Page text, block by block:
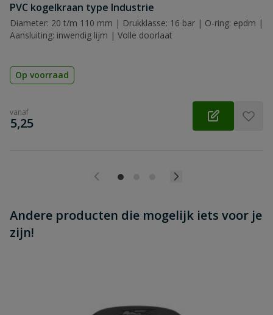
Beoordeling versturen
PVC kogelkraan type Industrie
Diameter: 20 t/m 110 mm | Drukklasse: 16 bar | O-ring: epdm |
Aansluiting: inwendig lijm | Volle doorlaat
Op voorraad
vanaf
€
5,25
Andere producten die mogelijk iets voor je
zijn!